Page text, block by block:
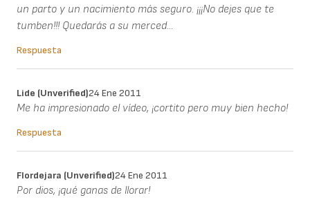
un parto y un nacimiento más seguro. ¡¡¡No dejes que te
tumben!!! Quedarás a su merced...
Respuesta
Lide (unverified)24 Ene 2011
Me ha impresionado el vídeo, ¡cortito pero muy bien hecho!
Respuesta
Flordejara (unverified)24 Ene 2011
Por dios, ¡qué ganas de llorar!